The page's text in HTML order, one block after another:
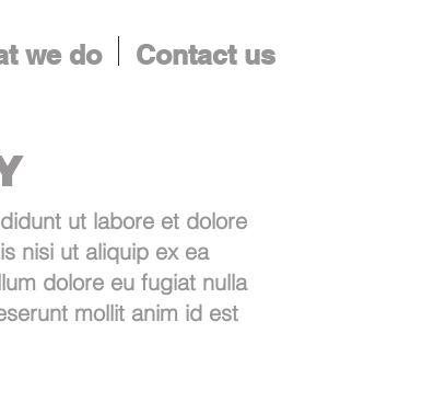
we do Contact us
ut labore et dolore
nisi ut aliquip ex ea
dolore eu fugiat nulla
mollit anim id est